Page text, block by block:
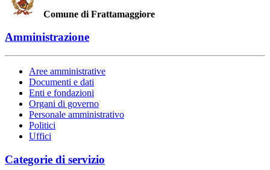
Comune di Frattamaggiore
Amministrazione
Aree amministrative
Documenti e dati
Enti e fondazioni
Organi di governo
Personale amministrativo
Politici
Uffici
Categorie di servizio